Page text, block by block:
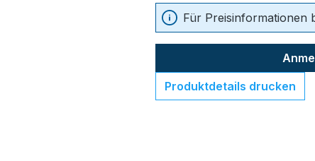
Für Preisinformationen
Produktdetails drucken